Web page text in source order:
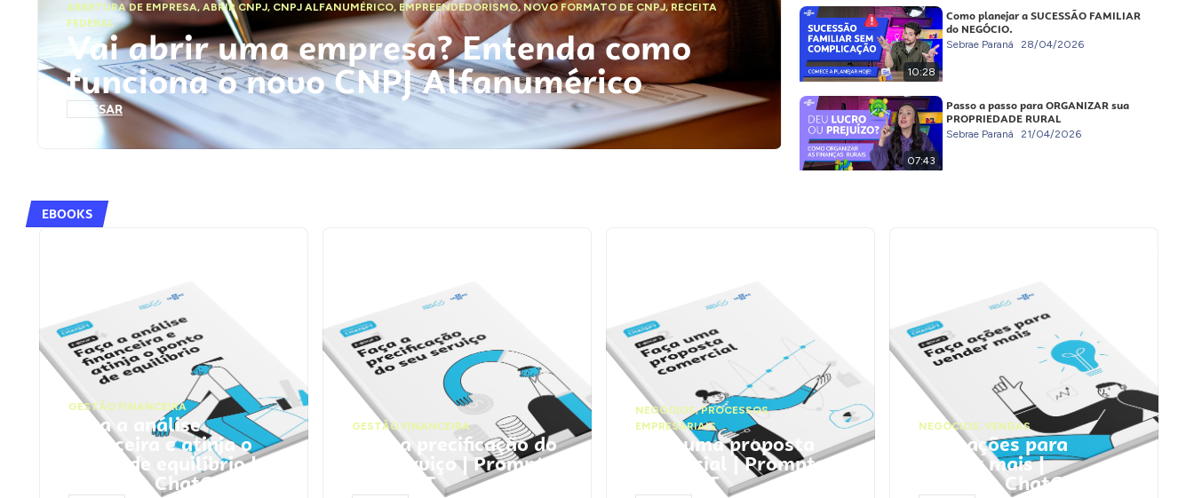
ABERTURA DE EMPRESA,ABRIR CNPJ, CNPJ ALFANUMÉRICO, EMPREENDEDORISMO,NOVO FORMATO DE CNPJ,RECEITA
FEDERAL
Vai abrir uma empresa? Entenda como
funciona o novo CNPJ Alfanumérico
ACESSAR
10:28
Como planejar a SUCESSÃO FAMILIAR
do NEGÓCIO.
Sebrae Paraná 28/04/2026
07:43
Passo a passo para ORGANIZAR sua
PROPRIEDADE RURAL
Sebrae Paraná 21/04/2026
EBOOKS
GESTÃO FINANCEIRA
Faça a análise
financeira e atinja o
ponto de equilíbrio |
Prompts ChatGPT
GESTÃO FINANCEIRA
Faça a precificação do
seu serviço | Prompts
ChatGPT
NEGÓCIOS,PROCESSOS
EMPRESARIAIS
Faça uma proposta
comercial | Prompts
ChatGPT
NEGÓCIOS, VENDAS
Faça ações para
vender mais |
Prompts ChatGPT